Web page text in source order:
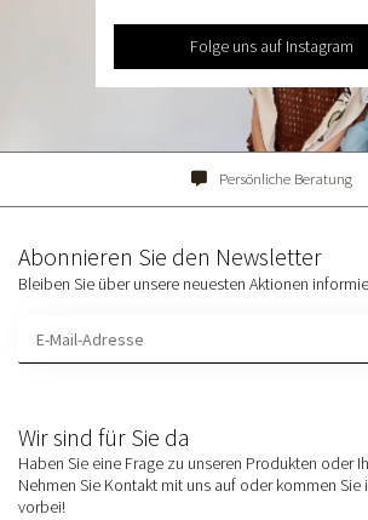
Folge uns auf Instagram
Persönliche Beratung
Wir sind für Sie da
Haben Sie eine Frage zu unseren Produkten oder
Nehmen Sie Kontakt mit uns auf oder kommen Sie
vorbei!
Abonnieren Sie den Newsletter
Bleiben Sie über unsere neuesten Aktionen